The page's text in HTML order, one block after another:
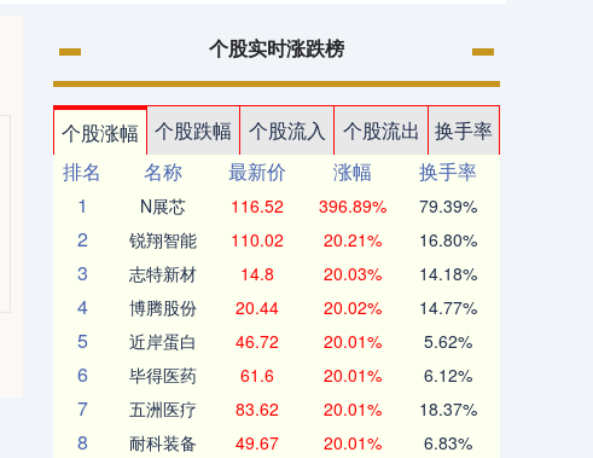
个股实时涨跌榜
个股涨幅 个股跌幅 个股流入 个股流出
换手率
排名
名称 最新价 涨幅
换手率
1
N展芯 116.52 396.89% 79.39%
2 锐翔智能 110.02 20.21% 16.80%
3 志特新材 14.8 20.03% 14.18%
4 博腾股份 20.44 20.02% 14.77%
5 近岸蛋白 46.72 20.01% 5.62%
6 毕得医药 61.6 20.01% 6.12%
7 五洲医疗 83.62 20.01% 18.37%
8 耐科装备 49.67 20.01% 6.83%